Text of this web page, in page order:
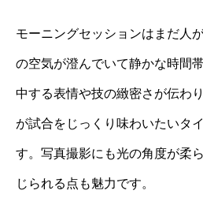
モーニングセッションはまだ人
の空気が澄んでいて静かな時間
中する表情や技の緻密さが伝わ
が試合をじっくり味わいたいタ
す。写真撮影にも光の角度が柔
じられる点も魅力です。